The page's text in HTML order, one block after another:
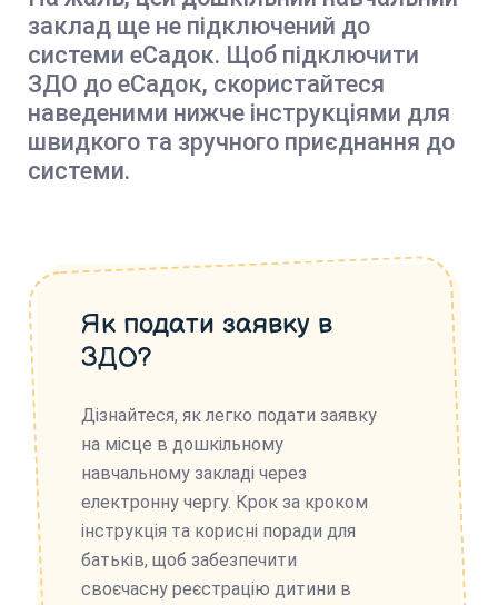
заклад ще не підключений до
системи еСадок. Щоб підключити
ЗДО до еСадок, скористайтеся
наведеними нижче інструкціями для
швидкого та зручного приєднання до
системи.
Як подати заявку в
ЗДО?
Дізнайтеся, як легко подати заявку
на місце в дошкільному
навчальному закладі через
електронну чергу. Крок за кроком
інструкція та корисні поради для
батьків, щоб забезпечити
своєчасну реєстрацію дитини в